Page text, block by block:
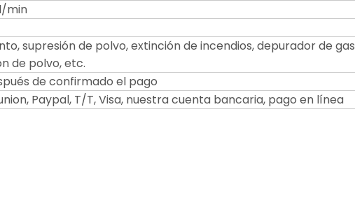
min
supresión de polvo, extinción de incendios, depurador de
de polvo, etc.
de confirmado el pago
Paypal, T/T, Visa, nuestra cuenta bancaria, pago en línea